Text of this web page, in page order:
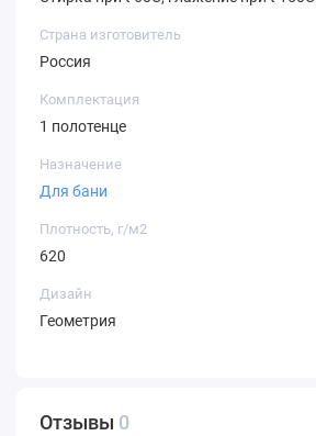
Страна изготовитель
Россия
Комплектация
1 полотенце
Назначение
Для бани
Плотность, г/м2
620
Дизайн
Геометрия
Отзывы 0